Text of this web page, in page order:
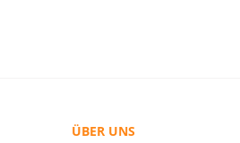
ÜBER UNS